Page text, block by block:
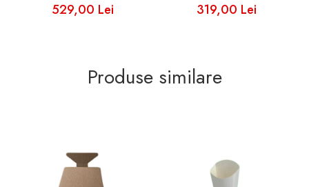
529,00 Lei 319,00 Lei
Produse similare